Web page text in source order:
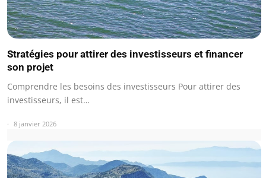
Stratégies pour attirer des investisseurs et financer
son projet
Comprendre les besoins des investisseurs Pour attirer des
investisseurs, il est…
8 janvier 2026